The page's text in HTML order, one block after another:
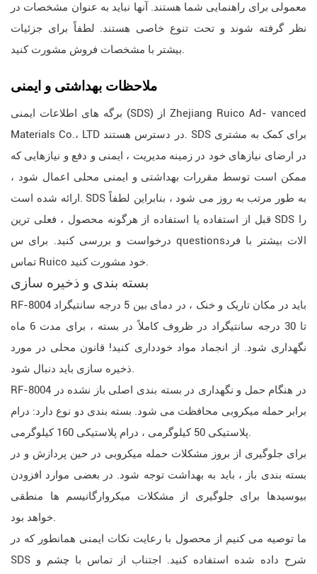
معمولی برای راهنمایی شما هستند. آنها نباید به عنوان مشخصات در
نظر گرفته شوند و تحت تنوع خاصی هستند. لطفاً برای جزئیات
بیشتر با مشخصات فروش مشورت کنید.
ملاحظات بهداشتی و ایمنی
برگه های اطلاعات ایمنی (SDS) از Zhejiang Ruico Ad- vanced
Materials Co.، LTD در دسترس هستند. SDS برای کمک به مشتری
در ارضای نیازهای خود در زمینه مدیریت ، ایمنی و دفع و نیازهایی که
ممکن است توسط مقررات بهداشتی و ایمنی محلی اعمال شود ،
ارائه شده است. SDS به طور مرتب به روز می شود ، بنابراین لطفاً
قبل از استفاده یا استفاده از هرگونه محصول ، فعلی ترین SDS را
درخواست و بررسی کنید. برای س questionsالات بیشتر با فرد
تماس Ruico خود مشورت کنید.
بسته بندی و ذخیره سازی
RF-8004 باید در مکان تاریک و خنک ، در دمای بین 5 درجه سانتیگراد
تا 30 درجه سانتیگراد در ظروف کاملاً در بسته ، برای مدت 6 ماه
نگهداری شود. از انجماد مواد خودداری کنید! قانون محلی در مورد
ذخیره سازی باید دنبال شود.
RF-8004 در هنگام حمل و نگهداری در بسته بندی اصلی باز نشده در
برابر حمله میکروبی محافظت می شود. بسته بندی دو نوع دارد: درام
پلاستیکی 50 کیلوگرمی ، درام پلاستیکی 160 کیلوگرمی.
برای جلوگیری از بروز مشکلات حمله میکروبی در حین پردازش و در
بسته بندی باز ، باید به بهداشت توجه شود. در بعضی موارد افزودن
بیوسیدها برای جلوگیری از مشکلات میکروارگانیسم ها منطقی
خواهد بود.
ما توصیه می کنیم از محصول با رعایت نکات ایمنی همانطور که در
SDS شرح داده شده استفاده کنید. اجتناب از تماس با چشم و